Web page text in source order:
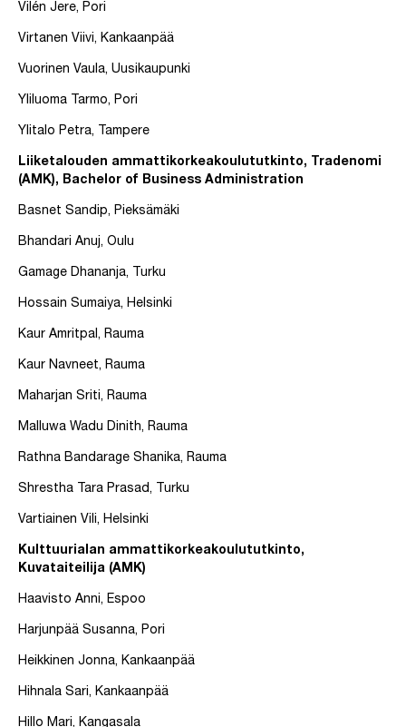
Vilén Jere, Pori
Virtanen Viivi, Kankaanpää
Vuorinen Vaula, Uusikaupunki
Yliluoma Tarmo, Pori
Ylitalo Petra, Tampere
Liiketalouden ammattikorkeakoulututkinto, Tradenomi
(AMK), Bachelor of Business Administration
Basnet Sandip, Pieksämäki
Bhandari Anuj, Oulu
Gamage Dhananja, Turku
Hossain Sumaiya, Helsinki
Kaur Amritpal, Rauma
Kaur Navneet, Rauma
Maharjan Sriti, Rauma
Malluwa Wadu Dinith, Rauma
Rathna Bandarage Shanika, Rauma
Shrestha Tara Prasad, Turku
Vartiainen Vili, Helsinki
Kulttuurialan ammattikorkeakoulututkinto,
Kuvataiteilija (AMK)
Haavisto Anni, Espoo
Harjunpää Susanna, Pori
Heikkinen Jonna, Kankaanpää
Hihnala Sari, Kankaanpää
Hillo Mari, Kangasala